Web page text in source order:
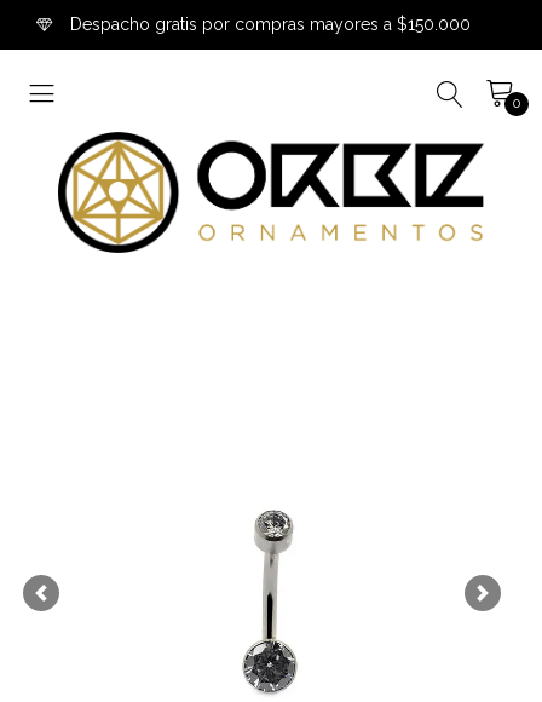
Despacho gratis por compras mayores a $150.000
0
Previous Next